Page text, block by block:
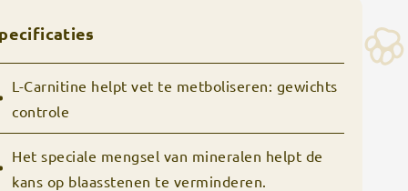
L-Carnitine helpt vet te metboliseren: gewichts
controle
Het speciale mengsel van mineralen helpt de
kans op blaasstenen te verminderen.